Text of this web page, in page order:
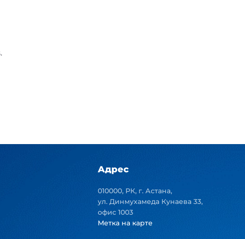
Адрес
010000, РК, г. Астана,
ул. Динмухамеда Кунаева 33,
офис 1003
Метка на карте